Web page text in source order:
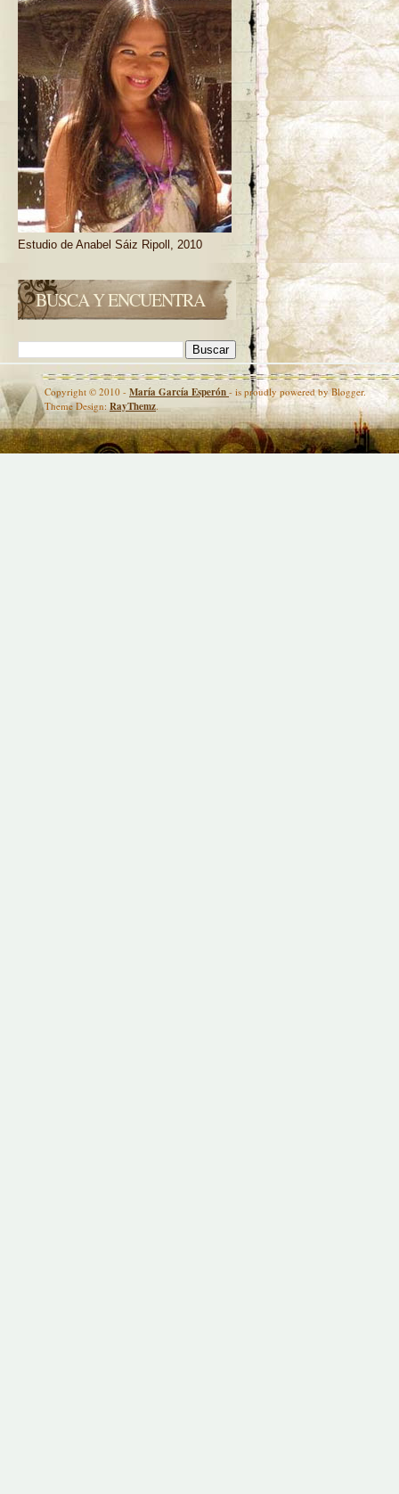
Estudio de Anabel Sáiz Ripoll, 2010
BUSCA Y ENCUENTRA
Copyright © 2010 - María García Esperón - is proudly powered by Blogger.
Theme Design: RayThemz.